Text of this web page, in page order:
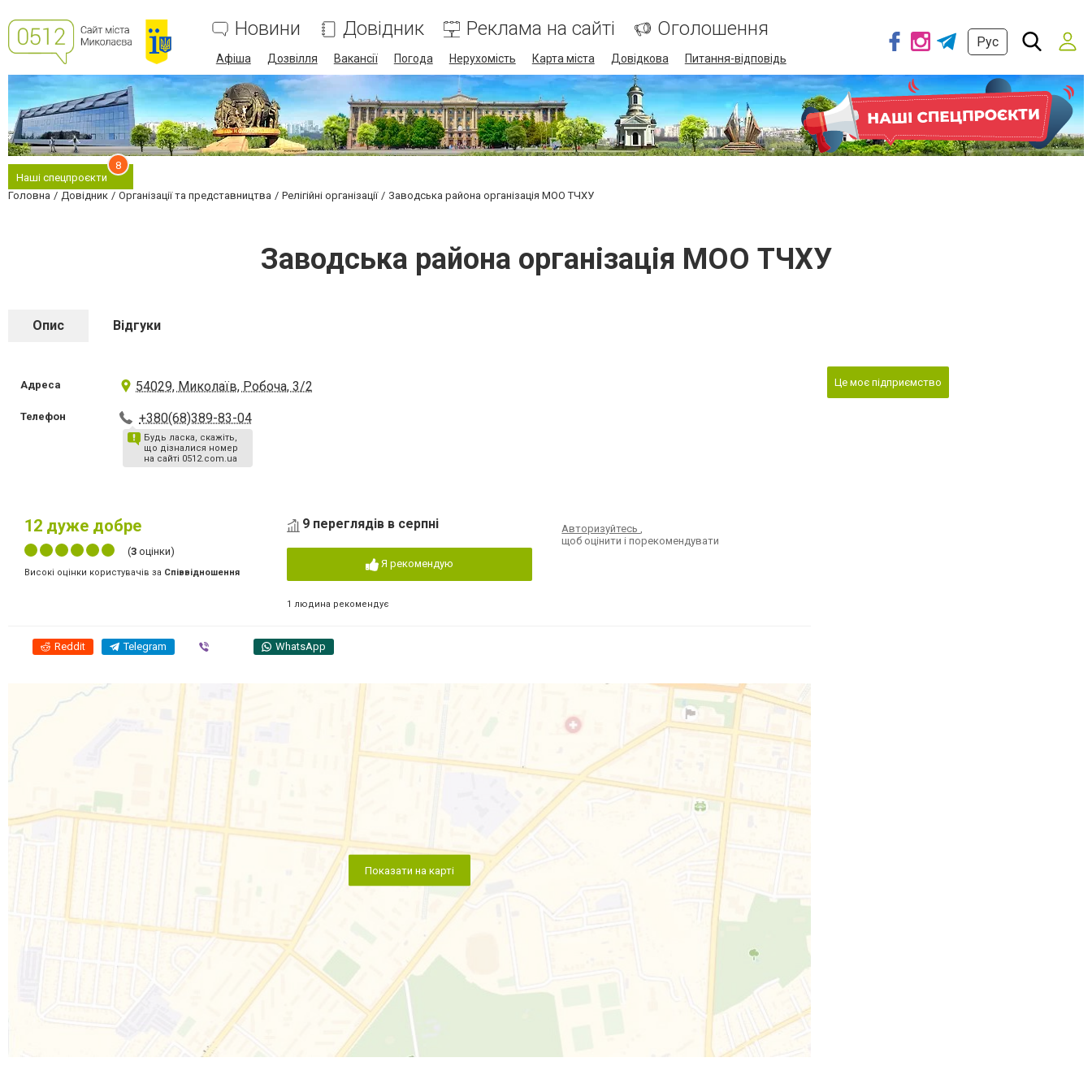
Новини Довідник Реклама на сайті Оголошення
Афіша Дозвілля Вакансії Погода Нерухомість Карта міста Довідкова Питання-відповідь
Рус
Наші спецпроєкти
8
Головна Довідник Організації та представництва Релігійні організації Заводська района організація МОО ТЧХУ
Заводська района організація МОО ТЧХУ
Опис Відгуки
Адреса 54029, Миколаїв, Робоча, 3/2
Телефон +380(68)389-83-04
Будь ласка, скажіть,
що дізналися номер
на сайті 0512.com.ua
12 дуже добре
(3 оцінки)
Високі оцінки користувачів за Співвідношення
9 переглядів в серпні
Я рекомендую
1 людина рекомендує
Авторизуйтесь,
щоб оцінити і порекомендувати
Reddit Telegram WhatsApp
Показати на карті
Це моє підприємство